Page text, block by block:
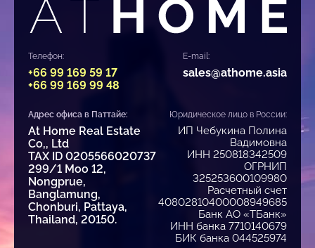
Телефон:
+66 99 169 59 17
+66 99 169 99 48
E-mail:
sales@athome.asia
Адрес офиса в Паттайе:
At Home Real Estate
Co,, Ltd
TAX ID 0205566020737
299/1 Moo 12,
Nongprue,
Banglamung,
Chonburi, Pattaya,
Thailand, 20150.
Юридическое лицо в России:
ИП Чебукина Полина
Вадимовна
ИНН 250818342509
ОГРНИП
325253600109980
Расчетный счет
40802810400008949685
Банк АО «ТБанк»
ИНН банка 7710140679
БИК банка 044525974